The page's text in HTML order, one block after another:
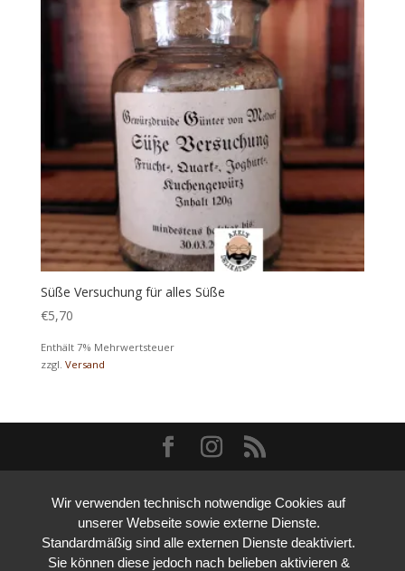
Süße Versuchung für alles Süße
€5,70
Enthält 7% Mehrwertsteuer
zzgl. Versand
Wir verwenden technisch notwendige Cookies auf
unserer Webseite sowie externe Dienste.
Standardmäßig sind alle externen Dienste deaktiviert.
Sie können diese jedoch nach belieben aktivieren &